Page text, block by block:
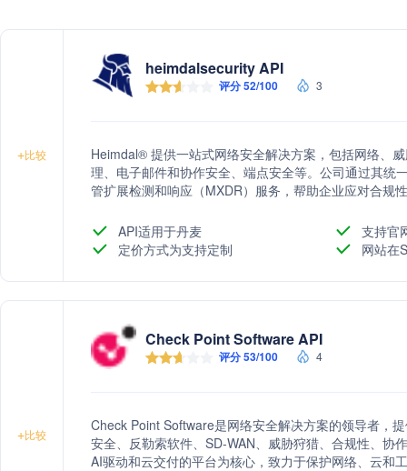
+比较
heimdalsecurity API
评分 52/100 3
Heimdal® 提供一站式网络安全解决方案，包括网络、
理、电子邮件和协作安全、端点安全等。公司通过其统
管扩展检测和响应（MXDR）服务，帮助企业应对合规
API适用于丹麦
支持官
定价方式为支持定制
网站在
+比较
Check Point Software API
评分 53/100 4
Check Point Software是网络安全解决方案的领导者，
安全、反勒索软件、SD-WAN、威胁狩猎、合规性、协
AI驱动和云交付的平台为核心，致力于保护网络、云和